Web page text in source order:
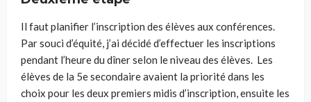
Il faut planifier l’inscription des élèves aux conférences.
Par souci d’équité, j’ai décidé d’effectuer les inscriptions
pendant l’heure du dîner selon le niveau des élèves. Les
élèves de la 5esecondaire avaient la priorité dans les
choix pour les deux premiers midis d’inscription, ensuite les